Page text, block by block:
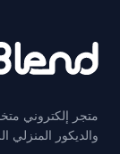
متجر إلكتروني
والديكور المنزلي